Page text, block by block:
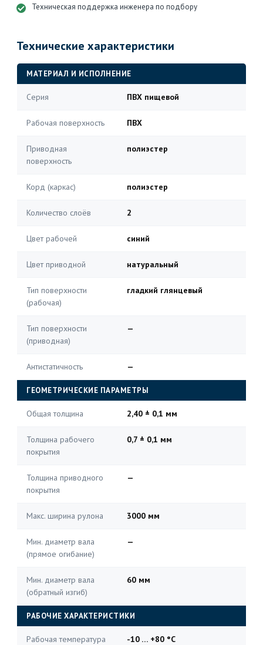
Техническая поддержка инженера по подбору
Технические характеристики
МАТЕРИАЛ И ИСПОЛНЕНИЕ
Серия ПВХ пищевой
Рабочая поверхность ПВХ
Приводная
поверхность
полиэстер
Корд (каркас) полиэстер
Количество слоёв 2
Цвет рабочей синий
Цвет приводной натуральный
Тип поверхности
(рабочая)
гладкий глянцевый
Тип поверхности
(приводная)
—
Антистатичность —
ГЕОМЕТРИЧЕСКИЕ ПАРАМЕТРЫ
Общая толщина 2,40 ± 0,1 мм
Толщина рабочего
покрытия
0,7 ± 0,1 мм
Толщина приводного
покрытия
—
Макс. ширина рулона 3000 мм
Мин. диаметр вала
(прямое огибание)
—
Мин. диаметр вала
(обратный изгиб)
60 мм
РАБОЧИЕ ХАРАКТЕРИСТИКИ
Рабочая температура -10 … +80 °C